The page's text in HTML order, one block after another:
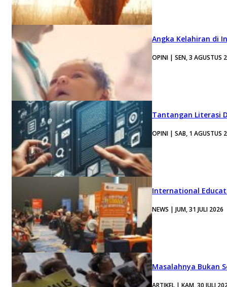
Angka Kelahiran di
OPINI | SEN, 3 AGUSTUS
Tantangan Literasi
OPINI | SAB, 1 AGUSTUS
International
NEWS | JUM, 31 JULI 2026
Masalahnya Bukan
ARTIKEL | KAM, 30 JULI